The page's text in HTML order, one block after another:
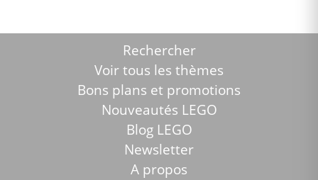
Rechercher
Voir tous les thèmes
Bons plans et promotions
Nouveautés LEGO
Blog LEGO
Newsletter
A propos